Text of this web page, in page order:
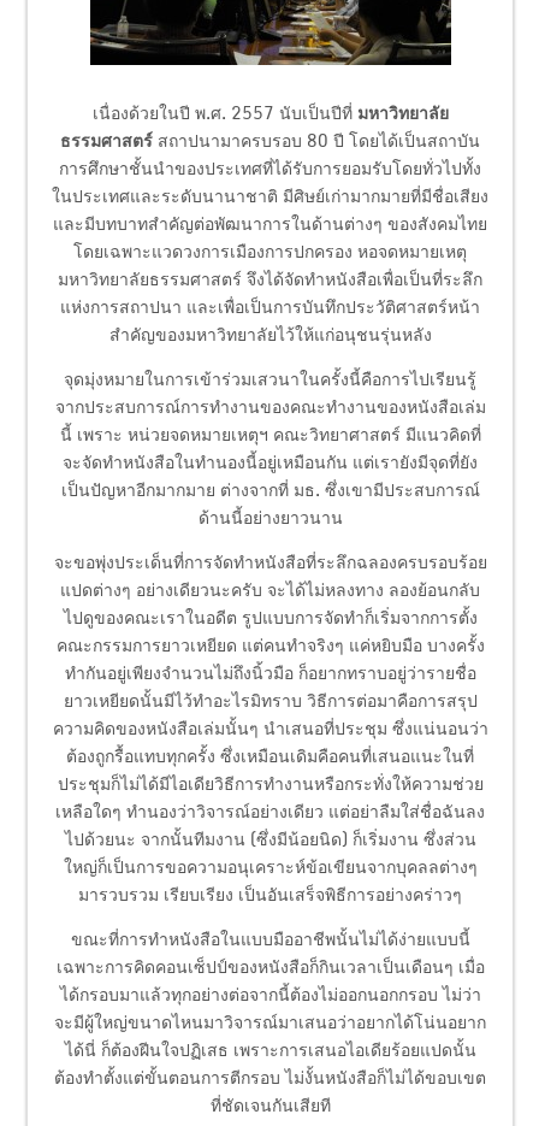
เนื่องด้วยในปี พ.ศ. 2557 นับเป็นปีที่ มหาวิทยาลัย
ธรรมศาสตร์ สถาปนามาครบรอบ 80 ปี โดยได้เป็นสถาบัน
การศึกษาชั้นนำของประเทศที่ได้รับการยอมรับโดยทั่วไปทั้ง
ในประเทศและระดับนานาชาติ มีศิษย์เก่ามากมายที่มีชื่อเสียง
และมีบทบาทสำคัญต่อพัฒนาการในด้านต่างๆ ของสังคมไทย
โดยเฉพาะแวดวงการเมืองการปกครอง หอจดหมายเหตุ
มหาวิทยาลัยธรรมศาสตร์ จึงได้จัดทำหนังสือเพื่อเป็นที่ระลึก
แห่งการสถาปนา และเพื่อเป็นการบันทึกประวัติศาสตร์หน้า
สำคัญของมหาวิทยาลัยไว้ให้แก่อนุชนรุ่นหลัง
จุดมุ่งหมายในการเข้าร่วมเสวนาในครั้งนี้คือการไปเรียนรู้
จากประสบการณ์การทำงานของคณะทำงานของหนังสือเล่ม
นี้ เพราะ หน่วยจดหมายเหตุฯ คณะวิทยาศาสตร์ มีแนวคิดที่
จะจัดทำหนังสือในทำนองนี้อยู่เหมือนกัน แต่เรายังมีจุดที่ยัง
เป็นปัญหาอีกมากมาย ต่างจากที่ มธ. ซึ่งเขามีประสบการณ์
ด้านนี้อย่างยาวนาน
จะขอพุ่งประเด็นที่การจัดทำหนังสือที่ระลึกฉลองครบรอบร้อย
แปดต่างๆ อย่างเดียวนะครับ จะได้ไม่หลงทาง ลองย้อนกลับ
ไปดูของคณะเราในอดีต รูปแบบการจัดทำก็เริ่มจากการตั้ง
คณะกรรมการยาวเหยียด แต่คนทำจริงๆ แค่หยิบมือ บางครั้ง
ทำกันอยู่เพียงจำนวนไม่ถึงนิ้วมือ ก็อยากทราบอยู่ว่ารายชื่อ
ยาวเหยียดนั้นมีไว้ทำอะไรมิทราบ วิธีการต่อมาคือการสรุป
ความคิดของหนังสือเล่มนั้นๆ นำเสนอที่ประชุม ซึ่งแน่นอนว่า
ต้องถูกรื้อแทบทุกครั้ง ซึ่งเหมือนเดิมคือคนที่เสนอแนะในที่
ประชุมก็ไม่ได้มีไอเดียวิธีการทำงานหรือกระทั่งให้ความช่วย
เหลือใดๆ ทำนองว่าวิจารณ์อย่างเดียว แต่อย่าลืมใส่ชื่อฉันลง
ไปด้วยนะ จากนั้นทีมงาน (ซึ่งมีน้อยนิด) ก็เริ่มงาน ซึ่งส่วน
ใหญ่ก็เป็นการขอความอนุเคราะห์ข้อเขียนจากบุคลลต่างๆ
มารวบรวม เรียบเรียง เป็นอันเสร็จพิธีการอย่างคร่าวๆ
ขณะที่การทำหนังสือในแบบมืออาชีพนั้นไม่ได้ง่ายแบบนี้
เฉพาะการคิดคอนเซ็ปป์ของหนังสือก็กินเวลาเป็นเดือนๆ เมื่อ
ได้กรอบมาแล้วทุกอย่างต่อจากนี้ต้องไม่ออกนอกกรอบ ไม่ว่า
จะมีผู้ใหญ่ขนาดไหนมาวิจารณ์มาเสนอว่าอยากได้โน่นอยาก
ได้นี่ ก็ต้องฝีนใจปฏิเสธ เพราะการเสนอไอเดียร้อยแปดนั้น
ต้องทำตั้งแต่ขั้นตอนการตีกรอบ ไม่งั้นหนังสือก็ไม่ได้ขอบเขต
ที่ชัดเจนกันเสียที